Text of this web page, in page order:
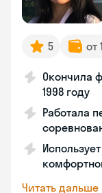
5 от
Окончила
1998 году
Работала
Читать дальше